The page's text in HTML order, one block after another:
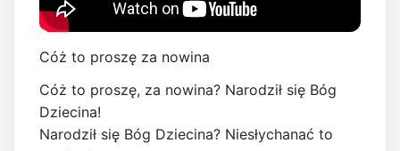
Cóż to proszę za nowina
Cóż to proszę, za nowina? Narodził się Bóg
Dziecina!
Narodził się Bóg Dziecina? Niesłychanać to